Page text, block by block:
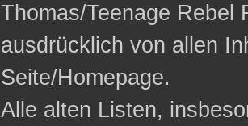
Thomas/Teenage Rebel
ausdrücklich von allen
Seite/Homepage.
Alle alten Listen,